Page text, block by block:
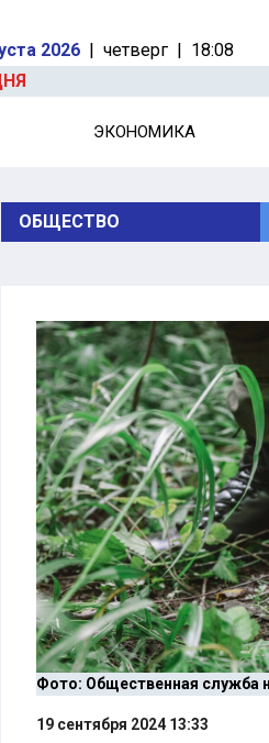
2026 | четверг | 18:08
ЭКОНОМИКА
ОБЩЕСТВО
Фото: Общественная служба
19 сентября 2024 13:33